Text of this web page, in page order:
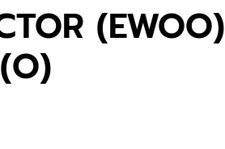
(EWOO)